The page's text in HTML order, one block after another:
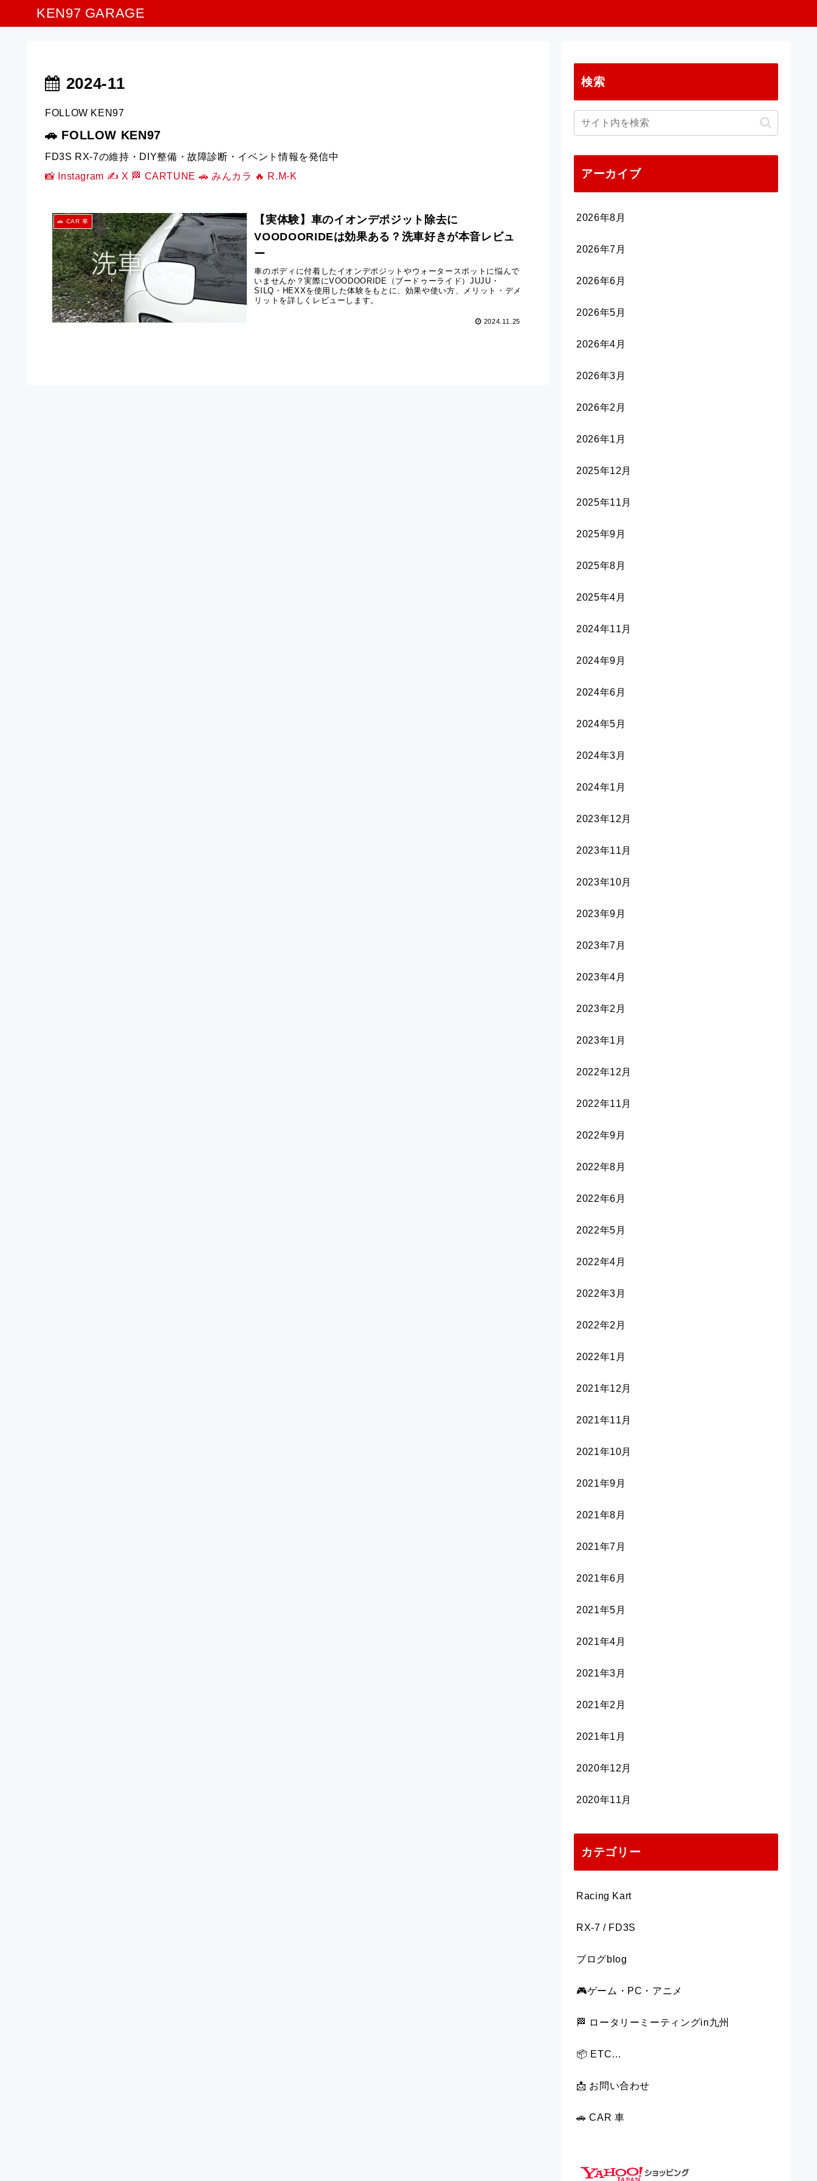
KEN97 GARAGE
2024-11
FOLLOW KEN97
🚗 FOLLOW KEN97
FD3S RX-7の維持・DIY整備・故障診断・イベント情報を発信中
📸 Instagram ✍️ X 🏁 CARTUNE 🚗 みんカラ 🔥 R.M-K
🚗 CAR 車
【実体験】車のイオンデポジット除去に
VOODOORIDEは効果ある？洗車好きが本音レビュ
ー
車のボディに付着したイオンデポジットやウォータースポットに悩んで
いませんか？実際にVOODOORIDE（ブードゥーライド）JUJU・
SILQ・HEXXを使用した体験をもとに、効果や使い方、メリット・デメ
リットを詳しくレビューします。
2024.11.25
検索
アーカイブ
2026年8月
2026年7月
2026年6月
2026年5月
2026年4月
2026年3月
2026年2月
2026年1月
2025年12月
2025年11月
2025年9月
2025年8月
2025年4月
2024年11月
2024年9月
2024年6月
2024年5月
2024年3月
2024年1月
2023年12月
2023年11月
2023年10月
2023年9月
2023年7月
2023年4月
2023年2月
2023年1月
2022年12月
2022年11月
2022年9月
2022年8月
2022年6月
2022年5月
2022年4月
2022年3月
2022年2月
2022年1月
2021年12月
2021年11月
2021年10月
2021年9月
2021年8月
2021年7月
2021年6月
2021年5月
2021年4月
2021年3月
2021年2月
2021年1月
2020年12月
2020年11月
カテゴリー
Racing Kart
RX-7 / FD3S
ブログblog
🎮ゲーム・PC・アニメ
🏁 ロータリーミーティングin九州
📦 ETC…
📩 お問い合わせ
🚗 CAR 車